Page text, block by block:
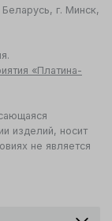
г. Минск,
«Платина-
изделий, носит
не является